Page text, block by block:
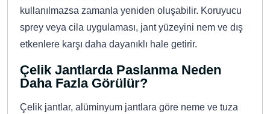
kullanılmazsa zamanla yeniden oluşabilir. Koruyucu
sprey veya cila uygulaması, jant yüzeyini nem ve dış
etkenlere karşı daha dayanıklı hale getirir.
Çelik Jantlarda Paslanma Neden
Daha Fazla Görülür?
Çelik jantlar, alüminyum jantlara göre neme ve tuza